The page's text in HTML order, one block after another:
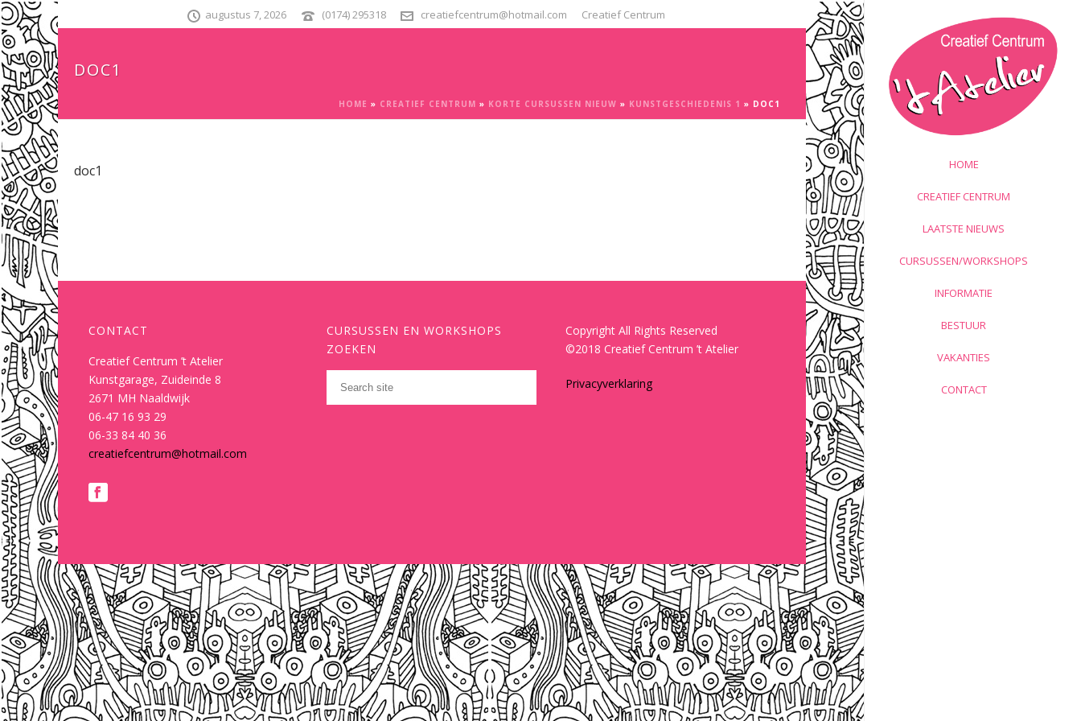
augustus 7, 2026 (0174) 295318 creatiefcentrum@hotmail.com Creatief Centrum
HOME
CREATIEF CENTRUM
LAATSTE NIEUWS
CURSUSSEN/WORKSHOPS
INFORMATIE
BESTUUR
VAKANTIES
CONTACT
DOC1
HOME » CREATIEF CENTRUM » KORTE CURSUSSEN NIEUW » KUNSTGESCHIEDENIS 1 » DOC1
doc1
CONTACT
Creatief Centrum ’t Atelier
Kunstgarage, Zuideinde 8
2671 MH Naaldwijk
06-47 16 93 29
06-33 84 40 36
creatiefcentrum@hotmail.com
CURSUSSEN EN WORKSHOPS
ZOEKEN
Copyright All Rights Reserved
©2018 Creatief Centrum ’t Atelier
Privacyverklaring